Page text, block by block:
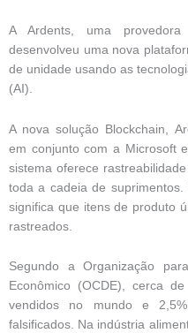
A Ardents, uma
desenvolveu uma nova
de unidade usando as
(AI).
A nova solução Blockchain,
em conjunto com a Microsoft
sistema oferece
toda a cadeia de
significa que itens de produto
rastreados.
Segundo a Organização
Econômico (OCDE), cerca
vendidos no mundo e
falsificados. Na indústria